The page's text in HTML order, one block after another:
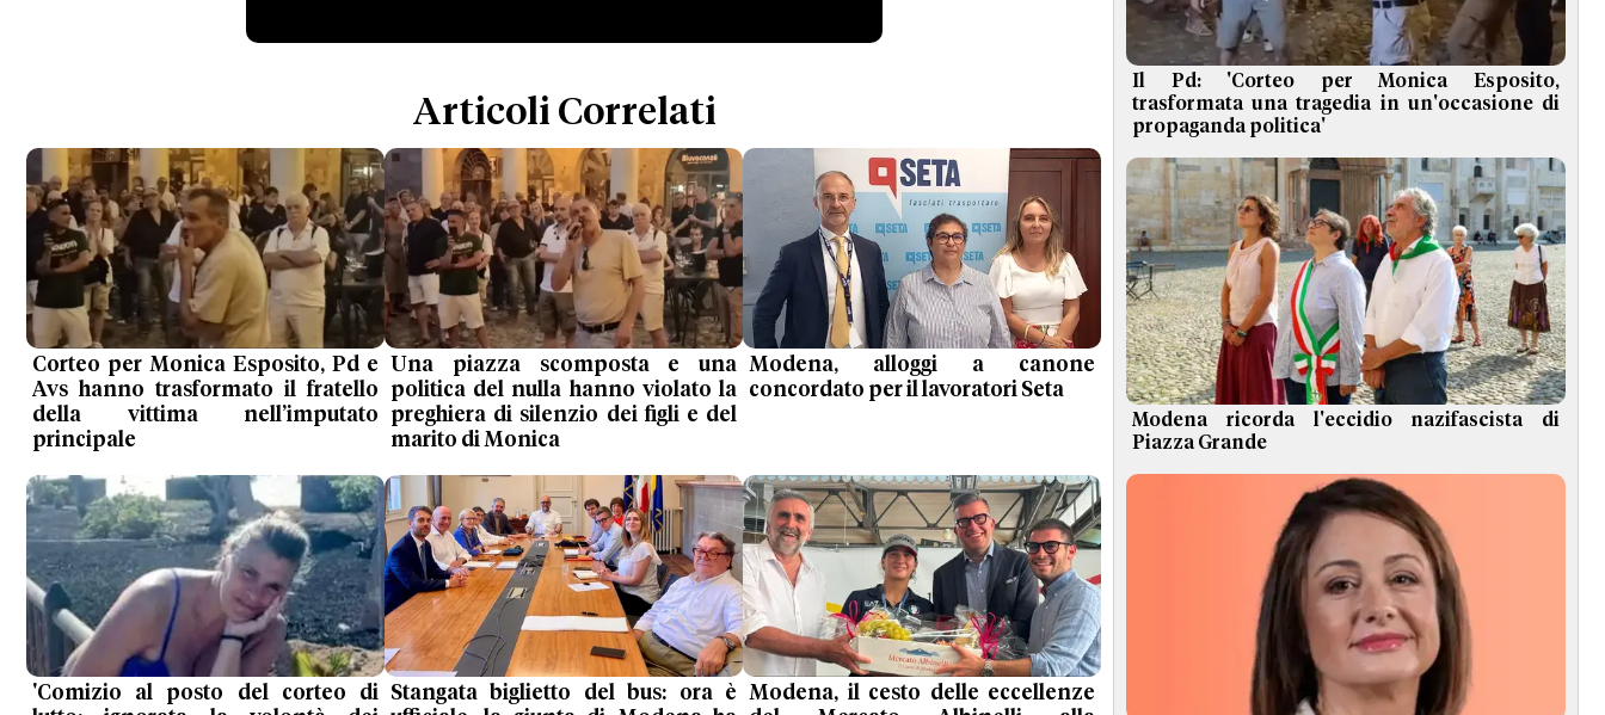
Articoli Correlati
Corteo per Monica Esposito, Pd e
Avs hanno trasformato il fratello
della vittima nell’imputato
principale
Una piazza scomposta e una
politica del nulla hanno violato la
preghiera di silenzio dei figli e del
marito di Monica
Modena, alloggi a canone
concordato per il lavoratori Seta
'Comizio al posto del corteo di
Stangata biglietto del bus: ora è
Modena, il cesto delle eccellenze
Il Pd: 'Corteo per Monica Esposito,
trasformata una tragedia in un'occasione di
propaganda politica'
Modena ricorda l'eccidio nazifascista di
Piazza Grande